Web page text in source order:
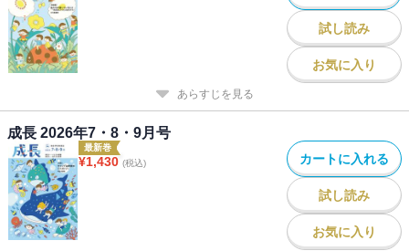
試し読み
お気に入り
あらすじを見る
成長 2026年7・8・9月号
最新巻
¥1,430 (税込) カートに入れる
試し読み
お気に入り